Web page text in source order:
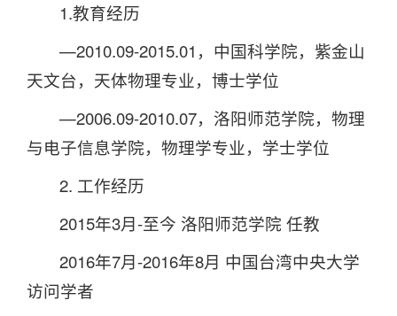
1.教育经历
—2010.09-2015.01，中国科学院，紫金山
天文台，天体物理专业，博士学位
—2006.09-2010.07，洛阳师范学院，物理
与电子信息学院，物理学专业，学士学位
2. 工作经历
2015年3月-至今 洛阳师范学院 任教
2016年7月-2016年8月 中国台湾中央大学
访问学者